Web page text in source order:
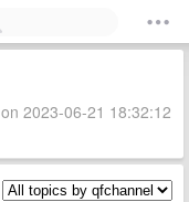
2023-06-21 18:32:12